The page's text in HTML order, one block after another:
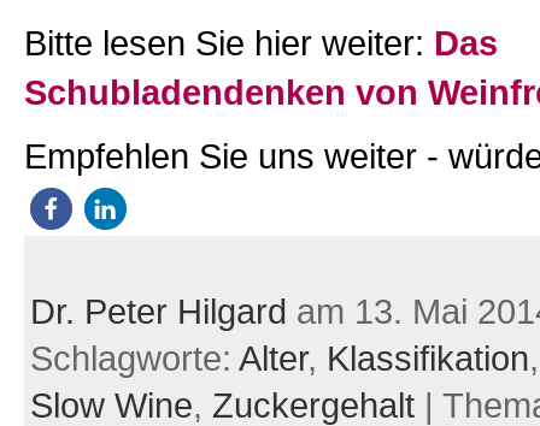
Bitte lesen Sie hier weiter: Das
Schubladendenken von
Empfehlen Sie uns weiter -
Dr. Peter Hilgard am 13. Mai
Schlagworte: Alter, Klassifikation
Slow Wine, Zuckergehalt|